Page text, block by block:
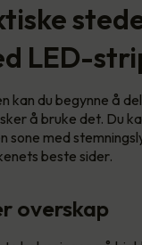
LED-
kan du begynne å
å bruke det. Du
sone med
beste sider.
overskap